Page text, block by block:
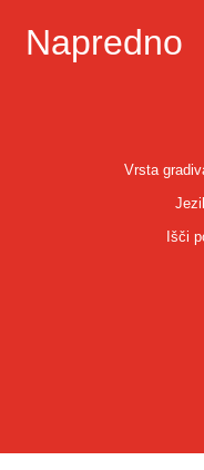
Napredno
Vrsta
Išči